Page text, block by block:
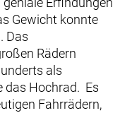
Gewicht konnte
Das
Rädern
als
das Hochrad. Es
Fahrrädern,